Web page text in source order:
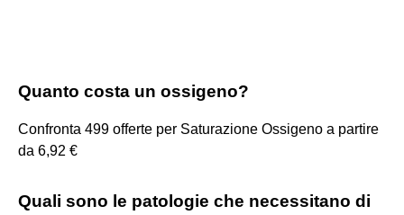
Quanto costa un ossigeno?
Confronta 499 offerte per Saturazione Ossigeno a partire
da 6,92 €
Quali sono le patologie che necessitano di